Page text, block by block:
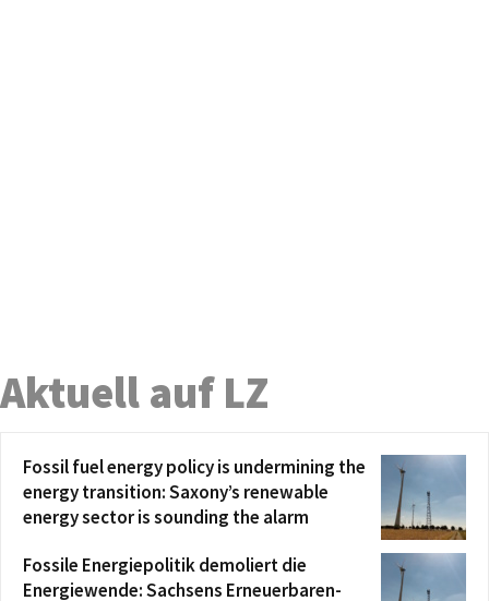
Aktuell auf LZ
Fossil fuel energy policy is undermining the
energy transition: Saxony’s renewable
energy sector is sounding the alarm
Fossile Energiepolitik demoliert die
Energiewende: Sachsens Erneuerbaren-